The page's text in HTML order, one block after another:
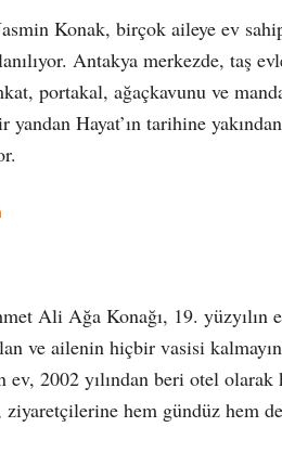
Konak, birçok aileye ev
Antakya merkezde, taş
portakal, ağaçkavunu ve
Hayat’ın tarihine
Ali Ağa Konağı, 19. yüzyılın
ve ailenin hiçbir vasisi
2002 yılından beri otel olarak
ziyaretçilerine hem gündüz hem